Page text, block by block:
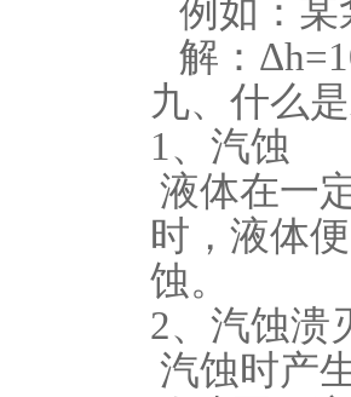
例如：某
解：
九、什么
1、汽蚀
液体在一
时，液体
蚀。
2、汽蚀溃
汽蚀时产